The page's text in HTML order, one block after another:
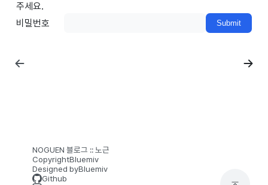
주세요.
비밀번호
NOGUEN 블로그 :: 노근
CopyrightBluemiv
Designed byBluemiv
Github